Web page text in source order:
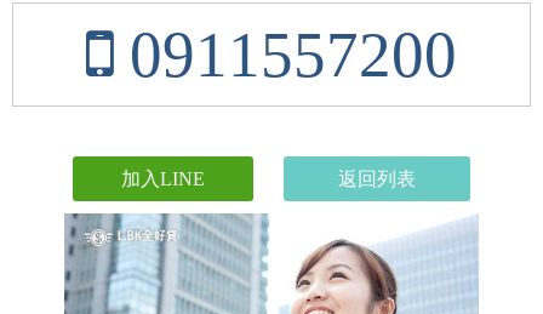
0911557200
加入LINE 返回列表